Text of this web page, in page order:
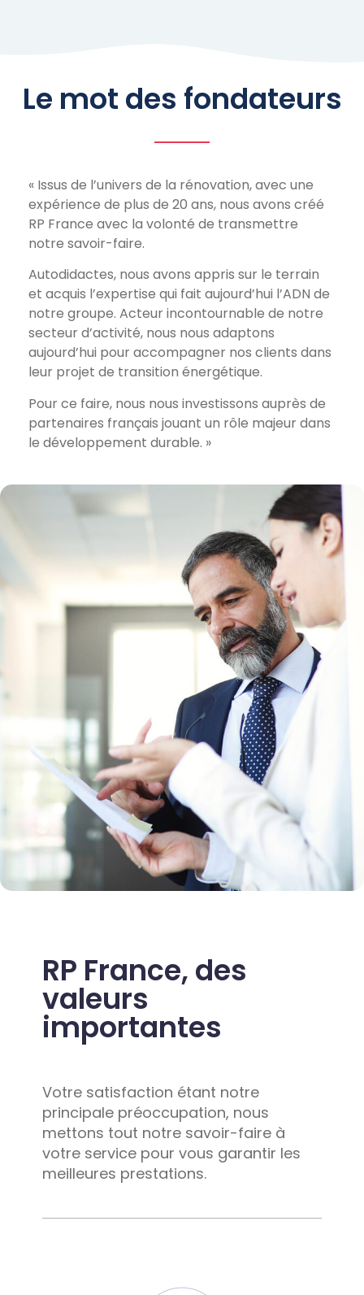
Le mot des fondateurs
« Issus de l’univers de la rénovation, avec une
expérience de plus de 20 ans, nous avons créé
RP France avec la volonté de transmettre
notre savoir-faire.
Autodidactes, nous avons appris sur le terrain
et acquis l’expertise qui fait aujourd’hui l’ADN de
notre groupe. Acteur incontournable de notre
secteur d’activité, nous nous adaptons
aujourd’hui pour accompagner nos clients dans
leur projet de transition énergétique.
Pour ce faire, nous nous investissons auprès de
partenaires français jouant un rôle majeur dans
le développement durable. »
RP France, des
valeurs
importantes
Votre satisfaction étant notre
principale préoccupation, nous
mettons tout notre savoir-faire à
votre service pour vous garantir les
meilleures prestations.